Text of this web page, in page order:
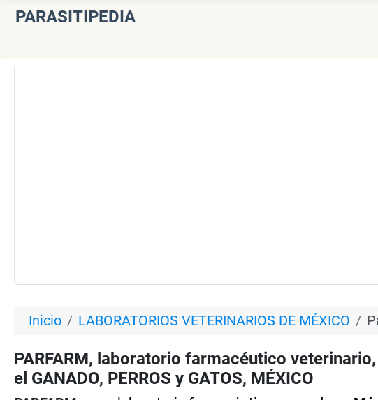
PARASITIPEDIA
Inicio LABORATORIOS VETERINARIOS DE MÉXICO
PARFARM, laboratorio farmacéutico
el GANADO, PERROS y GATOS, MÉXICO